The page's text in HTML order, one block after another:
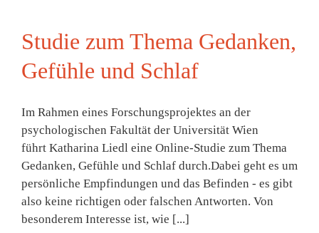
Studie zum Thema Gedanken,
Gefühle und Schlaf
Im Rahmen eines Forschungsprojektes an der
psychologischen Fakultät der Universität Wien
führt Katharina Liedl eine Online-Studie zum Thema
Gedanken, Gefühle und Schlaf durch.Dabei geht es um
persönliche Empfindungen und das Befinden - es gibt
also keine richtigen oder falschen Antworten. Von
besonderem Interesse ist, wie [...]